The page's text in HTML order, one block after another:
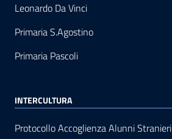
Leonardo Da Vinci
Primaria S.Agostino
Primaria Pascoli
INTERCULTURA
Protocollo Accoglienza Alunni Stranieri